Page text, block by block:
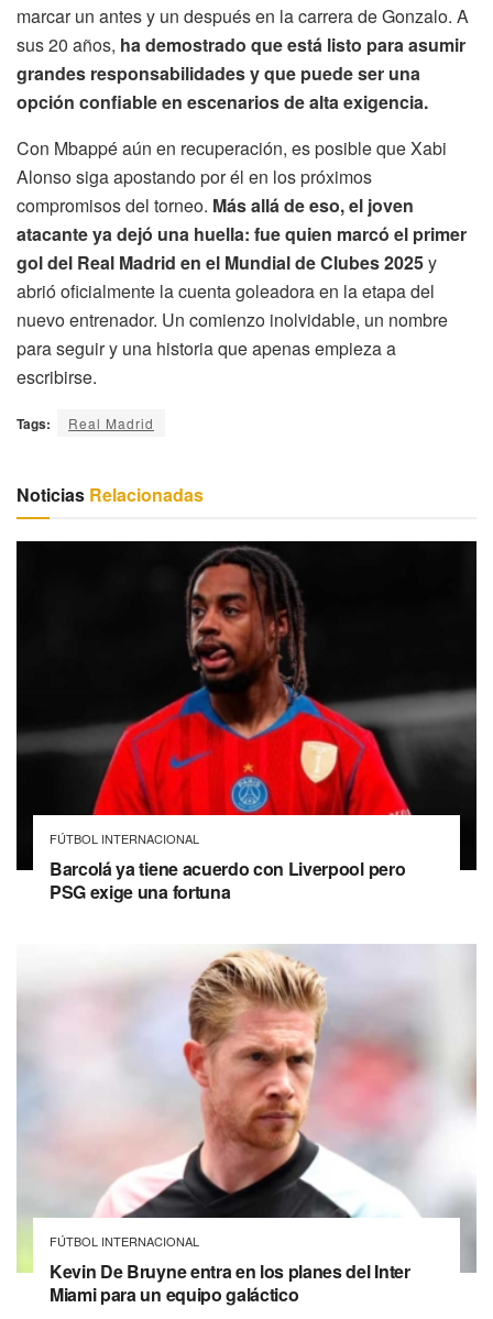
marcar un antes y un después en la carrera de Gonzalo. A
sus 20 años, ha demostrado que está listo para asumir
grandes responsabilidades y que puede ser una
opción confiable en escenarios de alta exigencia.
Con Mbappé aún en recuperación, es posible que Xabi
Alonso siga apostando por él en los próximos
compromisos del torneo. Más allá de eso, el joven
atacante ya dejó una huella: fue quien marcó el primer
gol del Real Madrid en el Mundial de Clubes 2025y
abrió oficialmente la cuenta goleadora en la etapa del
nuevo entrenador. Un comienzo inolvidable, un nombre
para seguir y una historia que apenas empieza a
escribirse.
Tags: Real Madrid
Noticias Relacionadas
FÚTBOL INTERNACIONAL
Barcolá ya tiene acuerdo con Liverpool pero
PSG exige una fortuna
FÚTBOL INTERNACIONAL
Kevin De Bruyne entra en los planes del Inter
Miami para un equipo galáctico